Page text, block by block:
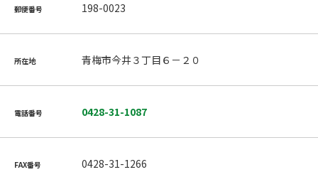
郵便番号 198-0023
所在地 青梅市今井３丁目６－２０
電話番号 0428-31-1087
FAX番号 0428-31-1266